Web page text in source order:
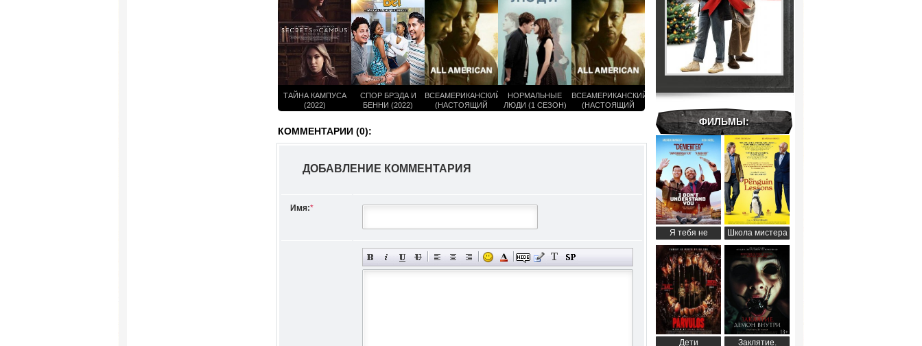
ТАЙНА КАМПУСА
(2022)
СПОР БРЭДА И
БЕННИ (2022)
ВСЕАМЕРИКАНСКИЙ
(НАСТОЯЩИЙ
НОРМАЛЬНЫЕ
ЛЮДИ (1 СЕЗОН)
ВСЕАМЕРИКАНСКИЙ
(НАСТОЯЩИЙ
КОММЕНТАРИИ (0):
ДОБАВЛЕНИЕ КОММЕНТАРИЯ
Имя:*
ФИЛЬМЫ:
Я тебя не
понимаю (2024)
Школа мистера
Пингвина (2024)
Дети
Заклятие.